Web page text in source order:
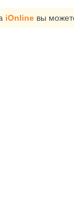
iOnline вы